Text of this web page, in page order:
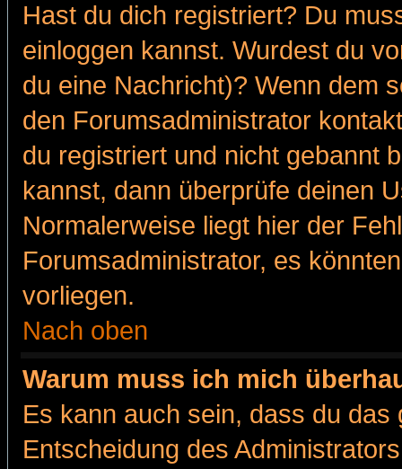
Hast du dich registriert? Du
einloggen kannst. Wurdest du
du eine Nachricht)? Wenn dem
den Forumsadministrator
du registriert und nicht gebannt
kannst, dann überprüfe deinen
Normalerweise liegt hier der
Forumsadministrator, es
vorliegen.
Nach oben
Warum muss ich mich
Es kann auch sein, dass du
Entscheidung des